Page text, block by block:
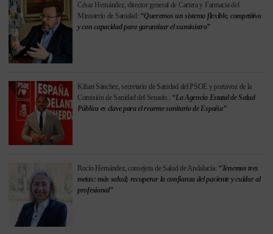
César Hernández, director general de Cartera y Farmacia del
Ministerio de Sanidad: “Queremos un sistema flexible, competitivo
y con capacidad para garantizar el suministro”
Kilian Sánchez, secretario de Sanidad del PSOE y portavoz de la
Comisión de Sanidad del Senado.: “La Agencia Estatal de Salud
Pública es clave para el rearme sanitario de España”
Rocío Hernández, consejera de Salud de Andalucía: “Tenemos tres
metas: más salud; recuperar la confianza del paciente y cuidar al
profesional”